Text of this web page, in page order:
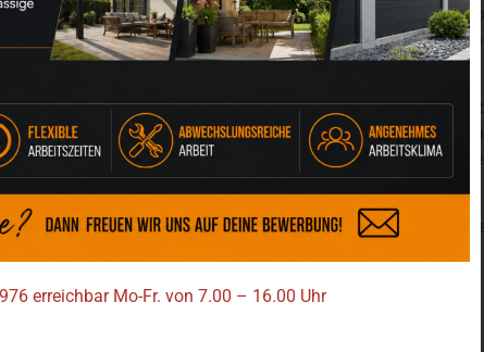
Werkstoff überzeugt durch seine Korrosionsbeständigkeit,
hin zu Sandwichpaneelen – ermöglichen eine Anpassung
Dachfläche wird dabei aktiv zur Energiegewinnung
E-Fahrzeugs eingesetzt werden. In Kombination mit einer
wird statisch von Beginn an auf die Zusatzlast der
Beleuchtung erhöhen den Nutzwert weiter. Ein
echten Mehrwert für das gesamte Grundstück.
erreichbar Mo-Fr. von 7.00 – 16.00 Uhr